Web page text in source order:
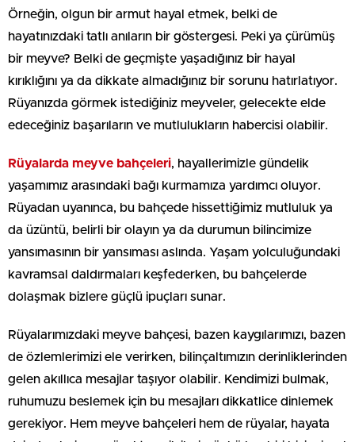
Örneğin, olgun bir armut hayal etmek, belki de
hayatınızdaki tatlı anıların bir göstergesi. Peki ya çürümüş
bir meyve? Belki de geçmişte yaşadığınız bir hayal
kırıklığını ya da dikkate almadığınız bir sorunu hatırlatıyor.
Rüyanızda görmek istediğiniz meyveler, gelecekte elde
edeceğiniz başarıların ve mutlulukların habercisi olabilir.
Rüyalarda meyve bahçeleri, hayallerimizle gündelik
yaşamımız arasındaki bağı kurmamıza yardımcı oluyor.
Rüyadan uyanınca, bu bahçede hissettiğimiz mutluluk ya
da üzüntü, belirli bir olayın ya da durumun bilincimize
yansımasının bir yansıması aslında. Yaşam yolculuğundaki
kavramsal daldırmaları keşfederken, bu bahçelerde
dolaşmak bizlere güçlü ipuçları sunar.
Rüyalarımızdaki meyve bahçesi, bazen kaygılarımızı, bazen
de özlemlerimizi ele verirken, bilinçaltımızın derinliklerinden
gelen akıllıca mesajlar taşıyor olabilir. Kendimizi bulmak,
ruhumuzu beslemek için bu mesajları dikkatlice dinlemek
gerekiyor. Hem meyve bahçeleri hem de rüyalar, hayata